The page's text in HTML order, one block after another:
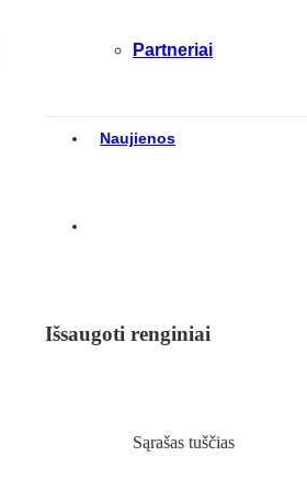
Partneriai
Naujienos
Išsaugoti renginiai
Sąrašas tuščias